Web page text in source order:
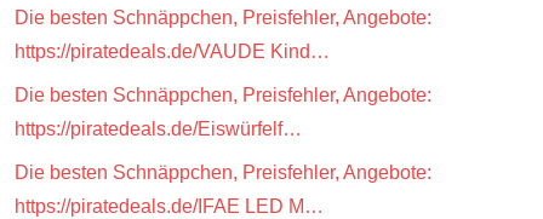
Die besten Schnäppchen, Preisfehler, Angebote:
https://piratedeals.de/VAUDE Kind…
Die besten Schnäppchen, Preisfehler, Angebote:
https://piratedeals.de/Eiswürfelf…
Die besten Schnäppchen, Preisfehler, Angebote:
https://piratedeals.de/IFAE LED M…